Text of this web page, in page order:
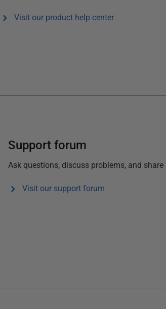
Visit our product help center
Support forum
Ask questions, discuss problems, and
Visit our support forum